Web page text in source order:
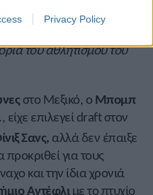
Privacy Policy
του αθλητισμού του
στο Μεξικό, ο Μπομπ
επιλεγεί draft στον
Σανς, αλλά δεν έπαιξε
για τους
και την ίδια χρονιά
Αντέφλιμε το πτυχίο